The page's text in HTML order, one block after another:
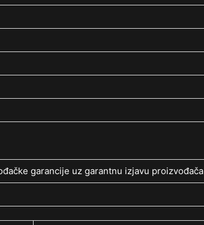
garancije uz garantnu izjavu proizvođača